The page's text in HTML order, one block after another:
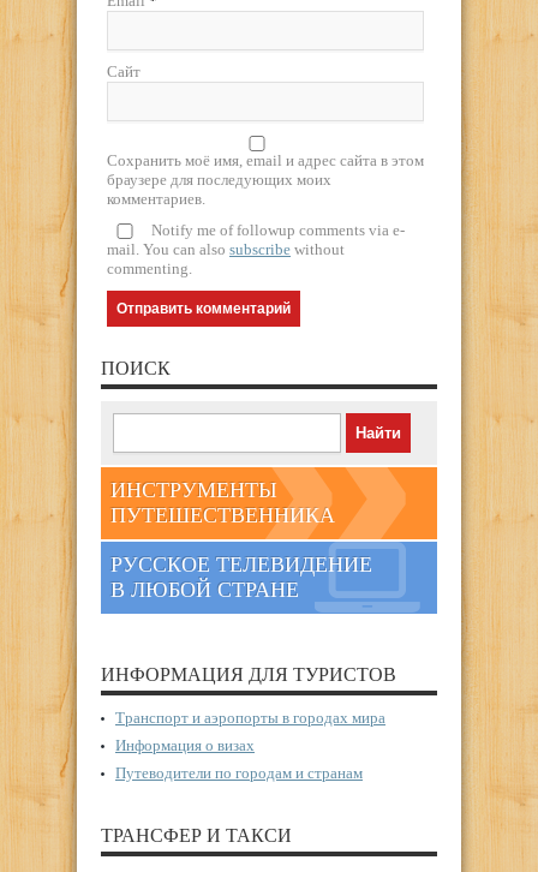
Сайт
Сохранить моё имя, email и адрес сайта в этом
браузере для последующих моих
комментариев.
Notify me of followup comments via e-
mail. You can also subscribe without
commenting.
ПОИСК
ИНСТРУМЕНТЫ
ПУТЕШЕСТВЕННИКА
РУССКОЕ ТЕЛЕВИДЕНИЕ
В ЛЮБОЙ СТРАНЕ
ИНФОРМАЦИЯ ДЛЯ ТУРИСТОВ
Транспорт и аэропорты в городах мира
Информация о визах
Путеводители по городам и странам
ТРАНСФЕР И ТАКСИ